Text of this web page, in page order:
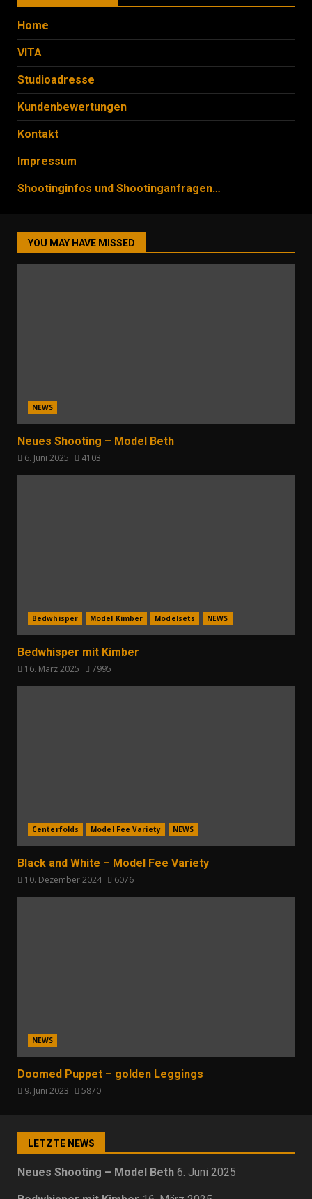
Home
VITA
Studioadresse
Kundenbewertungen
Kontakt
Impressum
Shootinginfos und Shootinganfragen…
YOU MAY HAVE MISSED
NEWS
Neues Shooting – Model Beth
6. Juni 2025 4103
Bedwhisper Model Kimber Modelsets NEWS
Bedwhisper mit Kimber
16. März 2025 7995
Centerfolds Model Fee Variety NEWS
Black and White – Model Fee Variety
10. Dezember 2024 6076
NEWS
Doomed Puppet – golden Leggings
9. Juni 2023 5870
LETZTE NEWS
Neues Shooting – Model Beth 6. Juni 2025